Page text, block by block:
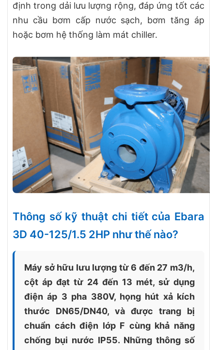
định trong dải lưu lượng rộng, đáp ứng tốt các
nhu cầu bơm cấp nước sạch, bơm tăng áp
hoặc bơm hệ thống làm mát chiller.
Thông số kỹ thuật chi tiết của Ebara
3D 40-125/1.5 2HP như thế nào?
Máy sở hữu lưu lượng từ 6 đến 27 m3/h,
cột áp đạt từ 24 đến 13 mét, sử dụng
điện áp 3 pha 380V, họng hút xả kích
thước DN65/DN40, và được trang bị
chuẩn cách điện lớp F cùng khả năng
chống bụi nước IP55. Những thông số